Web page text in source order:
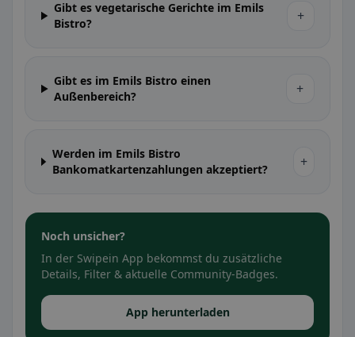
Gibt es vegetarische Gerichte im Emils
Bistro?
+
Gibt es im Emils Bistro einen
Außenbereich?
+
Werden im Emils Bistro
Bankomatkartenzahlungen akzeptiert?
+
Noch unsicher?
In der Swipein App bekommst du zusätzliche
Details, Filter & aktuelle Community-Badges.
App herunterladen